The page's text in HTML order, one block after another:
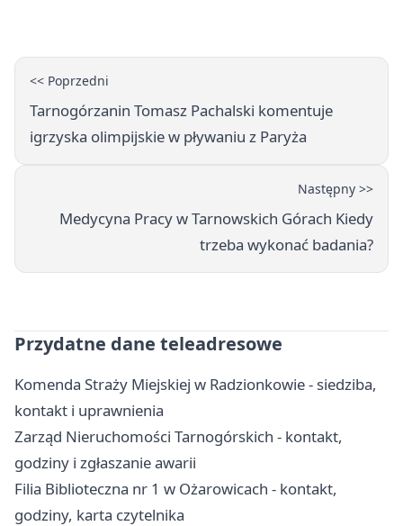
<< Poprzedni
Tarnogórzanin Tomasz Pachalski komentuje
igrzyska olimpijskie w pływaniu z Paryża
Następny >>
Medycyna Pracy w Tarnowskich Górach Kiedy
trzeba wykonać badania?
Przydatne dane teleadresowe
Komenda Straży Miejskiej w Radzionkowie - siedziba,
kontakt i uprawnienia
Zarząd Nieruchomości Tarnogórskich - kontakt,
godziny i zgłaszanie awarii
Filia Biblioteczna nr 1 w Ożarowicach - kontakt,
godziny, karta czytelnika